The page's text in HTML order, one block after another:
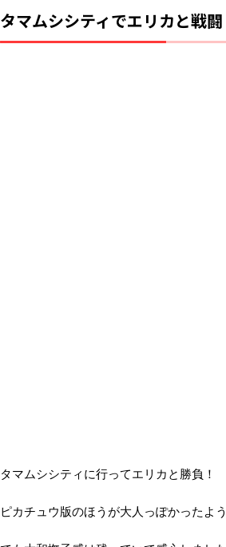
タマムシシティでエリカと戦闘
タマムシシティに行ってエリカと勝負！
ピカチュウ版のほうが大人っぽかったよ